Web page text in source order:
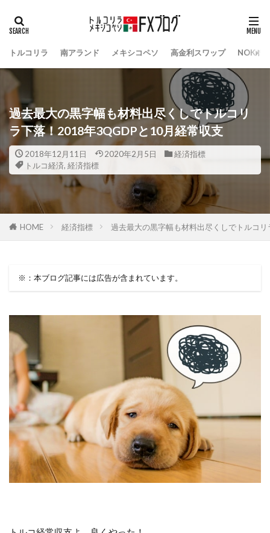
トルコリラ 南アランド メキシコペソ 高金利スワップ NOK/
過去最大の黒字幅も材料出尽くしでトルコリ
ラ下落！2018年3QGDPと10月経常収支
2018年12月11日 2020年2月5日
経済指標
トルコ経済, 経済指標
HOME 経済指標 過去最大の黒字幅も材料出尽くしでトルコ
※：本ブログ記事には広告が含まれています。